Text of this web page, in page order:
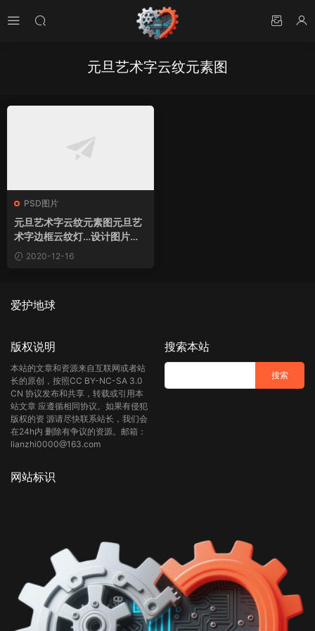
元旦艺术字云纹元素图
PSD图片
元旦艺术字云纹元素图元旦艺
术字边框云纹灯…设计图片素
材下载
2020-12-16
爱护地球
版权说明
本站的文章和资源来自互联网或者站
长的原创，按照CC BY-NC-SA 3.0
CN 协议发布和共享，转载或引用本
站文章 应遵循相同协议。如果有侵犯
版权的资 源请尽快联系站长，我们会
在24h内 删除有争议的资源。邮箱：
lianzhi0000@163.com
搜索本站
网站标识